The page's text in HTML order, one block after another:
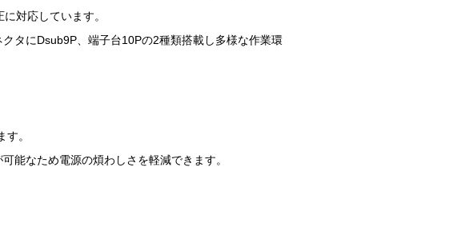
対応しています。
タにDsub9P、端子台10Pの2種類搭載し多様な作業環
。
能なため電源の煩わしさを軽減できます。